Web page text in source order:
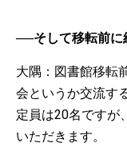
──そして移転前に
大隅：図書館移転
会というか交流す
定員は20名ですが
いただきます。